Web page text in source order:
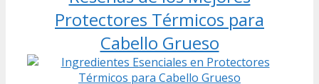
Protectores Térmicos para
Cabello Grueso